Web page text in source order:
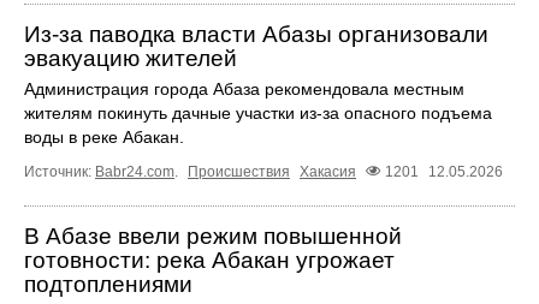
Из-за паводка власти Абазы организовали
эвакуацию жителей
Администрация города Абаза рекомендовала местным
жителям покинуть дачные участки из-за опасного подъема
воды в реке Абакан.
Источник: Babr24.com. Происшествия Хакасия 1201 12.05.2026
В Абазе ввели режим повышенной
готовности: река Абакан угрожает
подтоплениями